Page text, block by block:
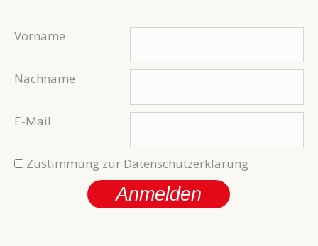
Vorname
Nachname
E-Mail
Zustimmung zur Datenschutzerklärung
Anmelden